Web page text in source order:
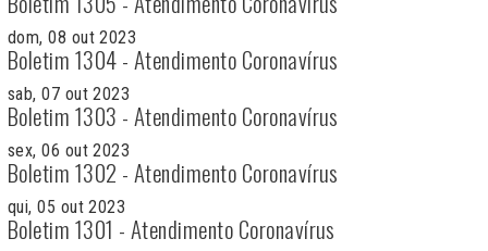
dom, 08 out 2023
Boletim 1304 - Atendimento Coronavírus
sab, 07 out 2023
Boletim 1303 - Atendimento Coronavírus
sex, 06 out 2023
Boletim 1302 - Atendimento Coronavírus
qui, 05 out 2023
Boletim 1301 - Atendimento Coronavírus